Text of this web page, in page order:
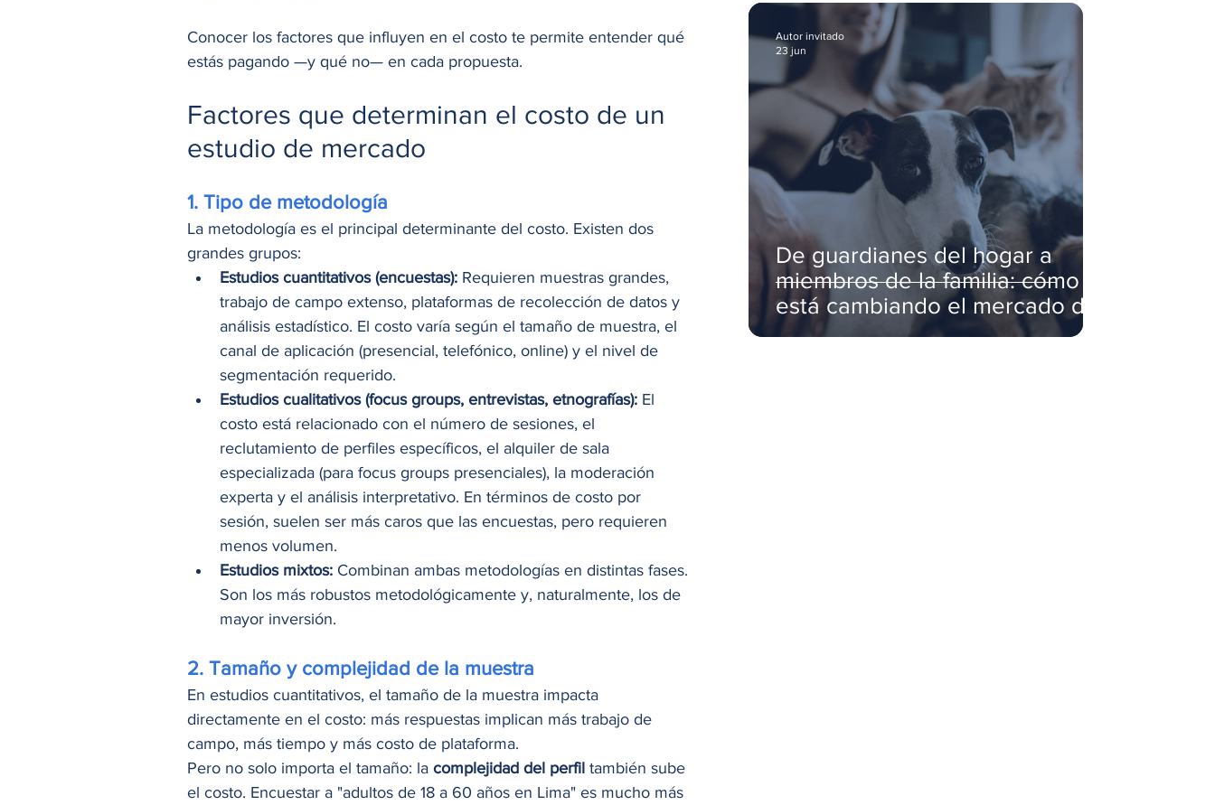
Conocer los factores que influyen en el costo te permite entender qué
estás pagando —y qué no— en cada propuesta.
Factores que determinan el costo de un
estudio de mercado
1. Tipo de metodología
La metodología es el principal determinante del costo. Existen dos
grandes grupos:
Estudios cuantitativos (encuestas): Requieren muestras grandes,
trabajo de campo extenso, plataformas de recolección de datos y
análisis estadístico. El costo varía según el tamaño de muestra, el
canal de aplicación (presencial, telefónico, online) y el nivel de
segmentación requerido.
Estudios cualitativos (focus groups, entrevistas, etnografías): El
costo está relacionado con el número de sesiones, el
reclutamiento de perfiles específicos, el alquiler de sala
especializada (para focus groups presenciales), la moderación
experta y el análisis interpretativo. En términos de costo por
sesión, suelen ser más caros que las encuestas, pero requieren
menos volumen.
Estudios mixtos: Combinan ambas metodologías en distintas fases.
Son los más robustos metodológicamente y, naturalmente, los de
mayor inversión.
2. Tamaño y complejidad de la muestra
En estudios cuantitativos, el tamaño de la muestra impacta
directamente en el costo: más respuestas implican más trabajo de
campo, más tiempo y más costo de plataforma.
Pero no solo importa el tamaño: la complejidad del perfil también sube
el costo. Encuestar a "adultos de 18 a 60 años en Lima" es mucho más
De guardianes del hogar a
miembros de la familia: cómo
está cambiando el mercado de
mascotas en Lima
Autor invitado
23 jun